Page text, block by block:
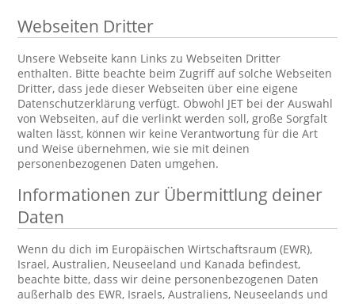
Webseiten Dritter
Unsere Webseite kann Links zu Webseiten Dritter
enthalten. Bitte beachte beim Zugriff auf solche Webseiten
Dritter, dass jede dieser Webseiten über eine eigene
Datenschutzerklärung verfügt. Obwohl JET bei der Auswahl
von Webseiten, auf die verlinkt werden soll, große Sorgfalt
walten lässt, können wir keine Verantwortung für die Art
und Weise übernehmen, wie sie mit deinen
personenbezogenen Daten umgehen.
Informationen zur Übermittlung deiner
Daten
Wenn du dich im Europäischen Wirtschaftsraum (EWR),
Israel, Australien, Neuseeland und Kanada befindest,
beachte bitte, dass wir deine personenbezogenen Daten
außerhalb des EWR, Israels, Australiens, Neuseelands und